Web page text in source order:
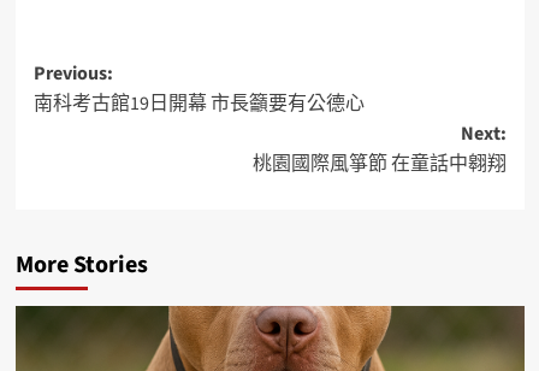
Previous:
南科考古館19日開幕 市長籲要有公德心
Next:
桃園國際風箏節 在童話中翱翔
More Stories